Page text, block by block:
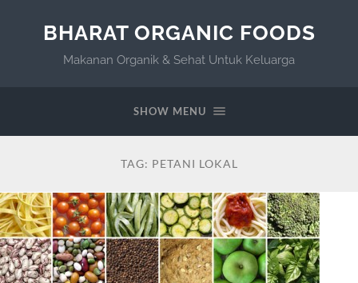
BHARAT ORGANIC FOODS
Makanan Organik & Sehat Untuk Keluarga
SHOW MENU
TAG: PETANI LOKAL